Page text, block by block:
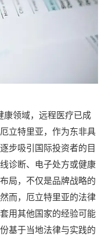
领域，远程医疗已成
立特里亚，作为东非具
步吸引国际投资者的目
诊断、电子处方或健康
局，不仅是品牌战略的
而，厄立特里亚的法律
用其他国家的经验可能
基于当地法律与实践的